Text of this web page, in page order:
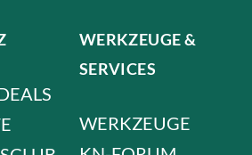
WERKZEUGE &
SERVICES
WERKZEUGE